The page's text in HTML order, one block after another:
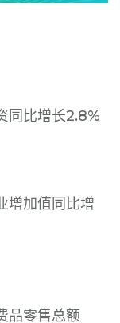
同比增长2.8%
增加值同比增
品零售总额